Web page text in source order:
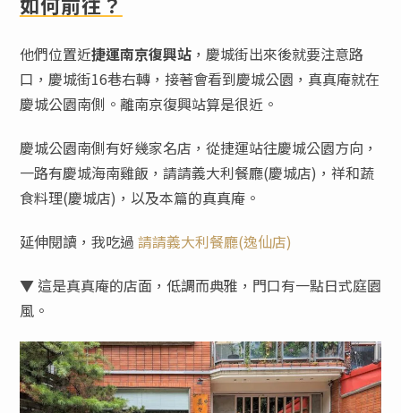
他們位置近捷運南京復興站，慶城街出來後就要注意路
口，慶城街16巷右轉，接著會看到慶城公園，真真庵就在
慶城公園南側。離南京復興站算是很近。
慶城公園南側有好幾家名店，從捷運站往慶城公園方向，
一路有慶城海南雞飯，請請義大利餐廳(慶城店)，祥和蔬
食料理(慶城店)，以及本篇的真真庵。
延伸閱讀，我吃過 請請義大利餐廳(逸仙店)
▼ 這是真真庵的店面，低調而典雅，門口有一點日式庭園
風。